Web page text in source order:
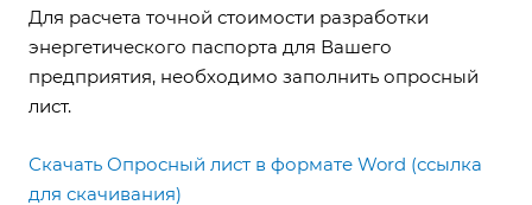
Для расчета точной стоимости разработки
энергетического паспорта для Вашего
предприятия, необходимо заполнить опросный
лист.
Скачать Опросный лист в формате Word (ссылка
для скачивания)